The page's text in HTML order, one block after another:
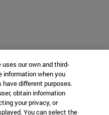
our own and third-
information when you
different purposes.
obtain information
your privacy, or
You can select the